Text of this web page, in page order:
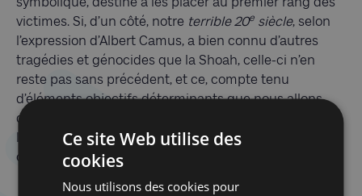
victimes. Si, d’un côté, notre terrible 20e siècle, selon
l’expression d’Albert Camus, a bien connu d’autres
tragédies et génocides que la Shoah, celle-ci n’en
reste pas sans précédent, et ce, compte tenu
d’éléments objectifs déterminants que nous allons
développer en notre seconde partie de cette étude :
l’antisémitisme, l’idéologie paranoïaque des nazis et le
caractère irrationnel du génocide des Juifs.
Ce site Web utilise des
cookies
Nous utilisons des cookies pour